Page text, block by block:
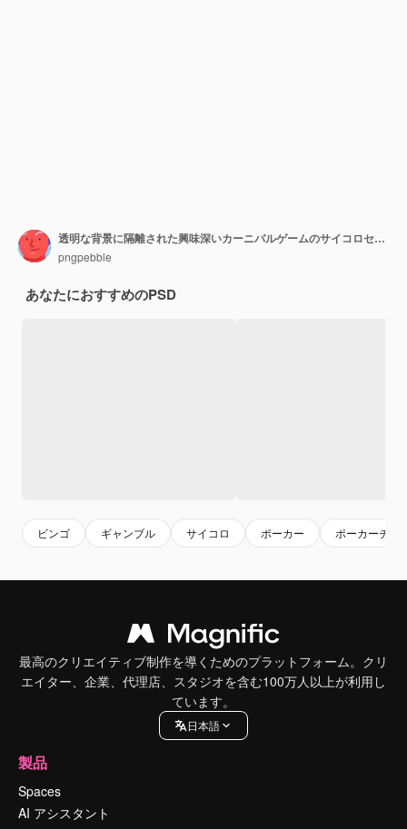
透明な背景に隔離された興味深いカーニバルゲームのサイコロセット
pngpebble
あなたにおすすめのPSD
ビンゴ ギャンブル サイコロ ポーカー ポーカーチッ
最高のクリエイティブ制作を導くためのプラットフォーム。クリ
エイター、企業、代理店、スタジオを含む100万人以上が利用し
ています。
日本語
製品
Spaces
AI アシスタント